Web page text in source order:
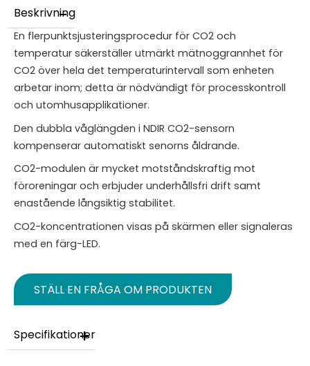
Beskrivning
En flerpunktsjusteringsprocedur för CO2 och
temperatur säkerställer utmärkt mätnoggrannhet för
CO2 över hela det temperaturintervall som enheten
arbetar inom; detta är nödvändigt för processkontroll
och utomhusapplikationer.
Den dubbla våglängden i NDIR CO2-sensorn
kompenserar automatiskt senorns åldrande.
CO2-modulen är mycket motståndskraftig mot
föroreningar och erbjuder underhållsfri drift samt
enastående långsiktig stabilitet.
CO2-koncentrationen visas på skärmen eller signaleras
med en färg-LED.
STÄLL EN FRÅGA OM PRODUKTEN
Specifikationer